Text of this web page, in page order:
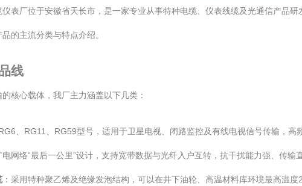
表厂位于安徽省天长市，是一家专业从事特种电缆、仪表线缆及光通信产品
的主流分类与特点介绍。
线
核心载体，我厂主力涵盖以下几类：
、RG11、RG59型号，适用于卫星电视、闭路监控及有线电视信号传输，高
网络“最后一公里”设计，支持宽带数据与光纤入户互转，抗干扰能力强、传输
：采用特种聚乙烯及绝缘发泡结构，可以在井下油轮、高温材料库环境最高温